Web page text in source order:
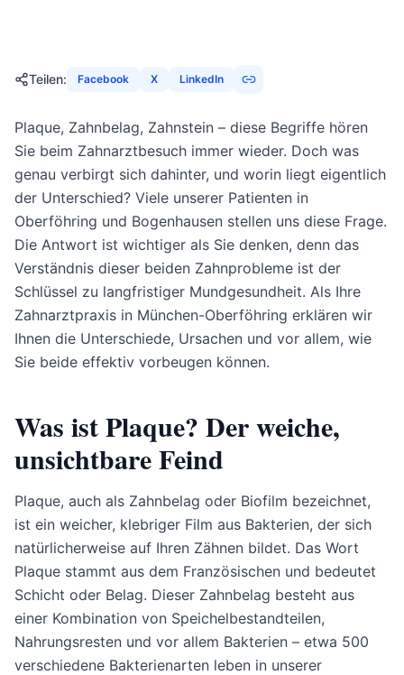
Teilen: Facebook X LinkedIn
Plaque, Zahnbelag, Zahnstein – diese Begriffe hören
Sie beim Zahnarztbesuch immer wieder. Doch was
genau verbirgt sich dahinter, und worin liegt eigentlich
der Unterschied? Viele unserer Patienten in
Oberföhring und Bogenhausen stellen uns diese Frage.
Die Antwort ist wichtiger als Sie denken, denn das
Verständnis dieser beiden Zahnprobleme ist der
Schlüssel zu langfristiger Mundgesundheit. Als Ihre
Zahnarztpraxis in München-Oberföhring erklären wir
Ihnen die Unterschiede, Ursachen und vor allem, wie
Sie beide effektiv vorbeugen können.
Was ist Plaque? Der weiche,
unsichtbare Feind
Plaque, auch als Zahnbelag oder Biofilm bezeichnet,
ist ein weicher, klebriger Film aus Bakterien, der sich
natürlicherweise auf Ihren Zähnen bildet. Das Wort
Plaque stammt aus dem Französischen und bedeutet
Schicht oder Belag. Dieser Zahnbelag besteht aus
einer Kombination von Speichelbestandteilen,
Nahrungsresten und vor allem Bakterien – etwa 500
verschiedene Bakterienarten leben in unserer